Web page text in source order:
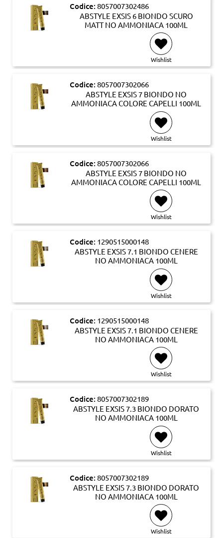
Codice: 8057007302486
ABSTYLE EXSIS 6 BIONDO SCURO
MATT NO AMMONIACA 100ML
Wishlist
Codice: 8057007302066
ABSTYLE EXSIS 7 BIONDO NO
AMMONIACA COLORE CAPELLI 100ML
Wishlist
Codice: 8057007302066
ABSTYLE EXSIS 7 BIONDO NO
AMMONIACA COLORE CAPELLI 100ML
Wishlist
Codice: 1290515000148
ABSTYLE EXSIS 7.1 BIONDO CENERE
NO AMMONIACA 100ML
Wishlist
Codice: 1290515000148
ABSTYLE EXSIS 7.1 BIONDO CENERE
NO AMMONIACA 100ML
Wishlist
Codice: 8057007302189
ABSTYLE EXSIS 7.3 BIONDO DORATO
NO AMMONIACA 100ML
Wishlist
Codice: 8057007302189
ABSTYLE EXSIS 7.3 BIONDO DORATO
NO AMMONIACA 100ML
Wishlist